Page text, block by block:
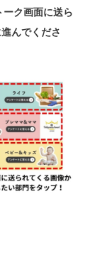
ク画面に送ら
んでくださ